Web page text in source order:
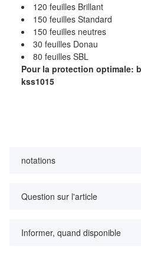
120 feuilles Brillant
150 feuilles Standard
150 feuilles neutres
30 feuilles Donau
80 feuilles SBL
Pour la protection optimale:
kss1015
notations
Question sur l'article
Informer, quand disponible